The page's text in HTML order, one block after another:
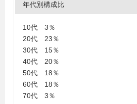
年代別構成比
10代 3％
20代 23％
30代 15％
40代 20％
50代 18％
60代 18％
70代 3％